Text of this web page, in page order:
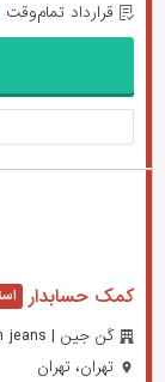
قرارداد تمام‌وقت
کمک حسابدار
کَن جین | Can jeans
تهران، تهران